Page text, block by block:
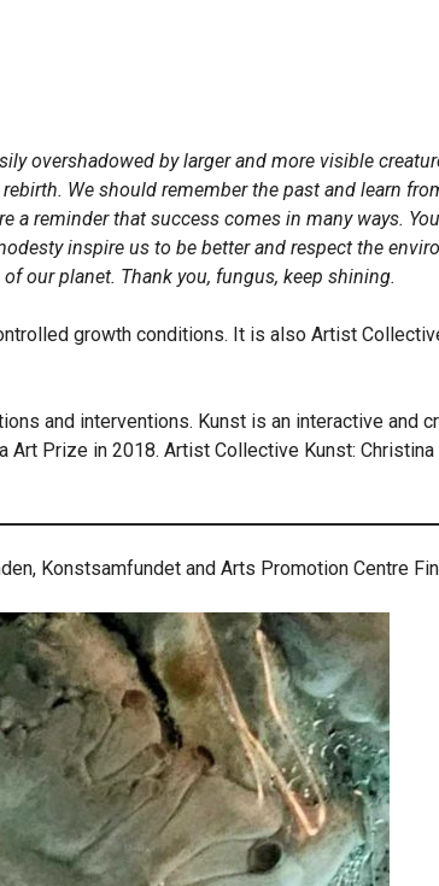
overshadowed by larger and more visible
We should remember the past and learn
a reminder that success comes in many ways.
inspire us to be better and respect the
our planet. Thank you, fungus, keep shining.
growth conditions. It is also Artist
and interventions. Kunst is an interactive and
Prize in 2018. Artist Collective Kunst: Christina
Konstsamfundet and Arts Promotion Centre